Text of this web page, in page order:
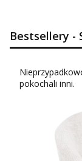
Bestsellery -
pokochali inni.